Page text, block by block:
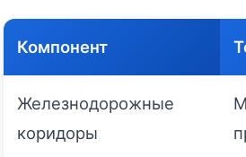
Компонент
Железнодорожные
коридоры